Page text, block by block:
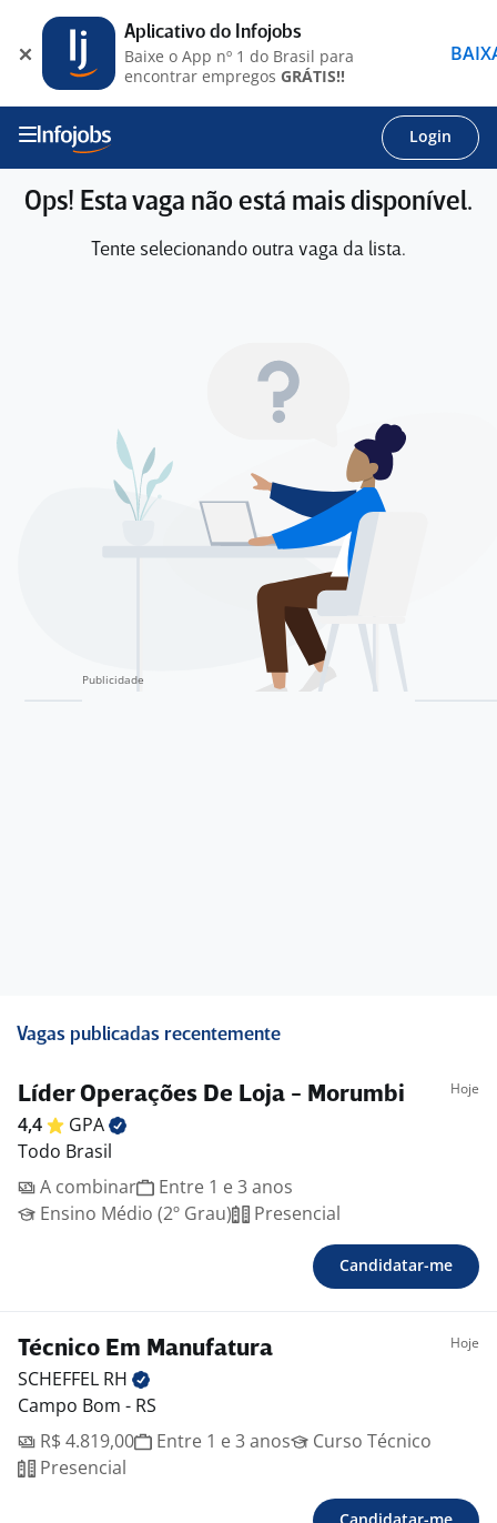
Login
Ops! Esta vaga não está mais disponível.
Tente selecionando outra vaga da lista.
Vagas publicadas recentemente
Líder Operações De Loja - Morumbi Hoje
4,4
GPA
Todo Brasil
A combinar
Entre 1 e 3 anos
Ensino Médio (2º Grau)
Presencial
Candidatar-me
Técnico Em Manufatura Hoje
SCHEFFEL RH
Campo Bom - RS
R$ 4.819,00
Entre 1 e 3 anos
Curso Técnico
Presencial
Aplicativo do Infojobs
Baixe o App nº 1 do Brasil para
encontrar empregos GRÁTIS!!